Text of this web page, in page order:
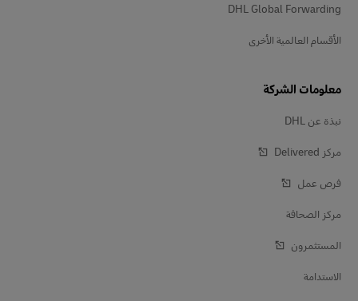
DHL Global Forwarding
الأقسام العالمية الأخرى
معلومات الشركة
نبذة عن DHL
مركز Delivered‎
فرص عمل
مركز الصحافة
المستثمرون
الاستدامة